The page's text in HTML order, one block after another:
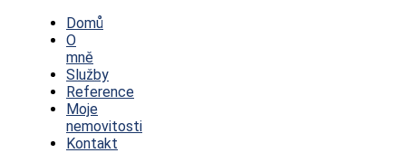
NavigationDomů
O
mně
Služby
Reference
Moje
nemovitosti
Kontakt